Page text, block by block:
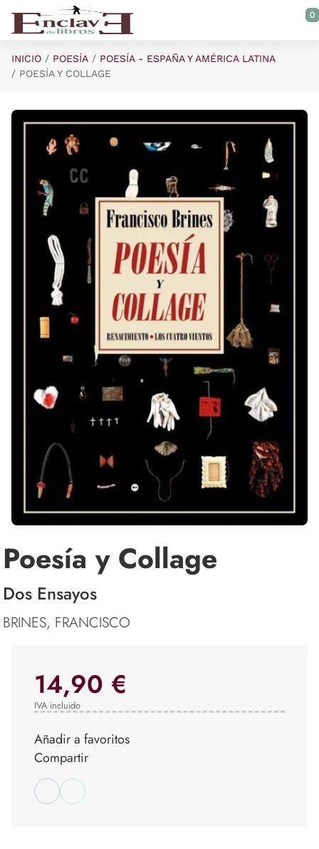
Saltar al contenido principal
0
INICIO POESÍA
POESÍA - ESPAÑA Y AMÉRICA LATINA
POESÍA Y COLLAGE
Poesía y Collage
Dos Ensayos
BRINES, FRANCISCO
14,90 €
IVA incluido
Añadir a favoritos
Compartir